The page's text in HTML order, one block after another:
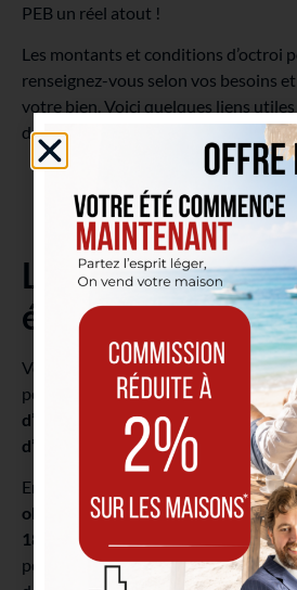
PEB un réel atout !
Les montants et conditions d’octroi
renseignez-vous selon vos besoins
votre bien. Voici quelques liens
dans vos démarches :
Région Bruxelles-Capitale :
Région Walonne :https://bit.ly/
Région Flammande :https://
Le PEB, oui. Le
électrique aussi !
Vous souhaitez mettre toutes les
pour vendre votre bien dans les
d’optimiser votre PEB, nous vous
d’obtenir la certification électrique.
En Belgique,
un réseau électrique
obligatoirement être mis en
18 mois maximum après l’achat.Au
performant, une installation